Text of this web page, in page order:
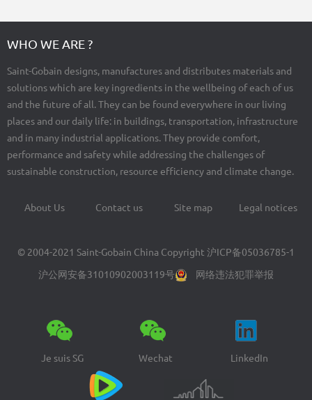
WHO WE ARE ?
Saint-Gobain designs, manufactures and distributes materials and
solutions which are key ingredients in the wellbeing of each of us
and the future of all. They can be found everywhere in our living
places and our daily life: in buildings, transportation, infrastructure
and in many industrial applications. They provide comfort,
performance and safety while addressing the challenges of
sustainable construction, resource efficiency and climate change.
Footer
About Us Contact us Site map Legal notices
© 2004-2021 Saint-Gobain China Copyright 沪ICP备05036785-1
沪公网安备31010902003119号
网络违法犯罪举报
Je suis SG Wechat LinkedIn